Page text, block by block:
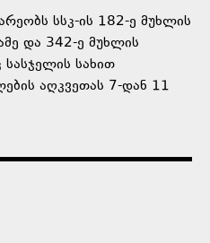
სსკ-ის 182-ე მუხლის
და 342-ე მუხლის
სახით
აღკვეთას 7-დან 11